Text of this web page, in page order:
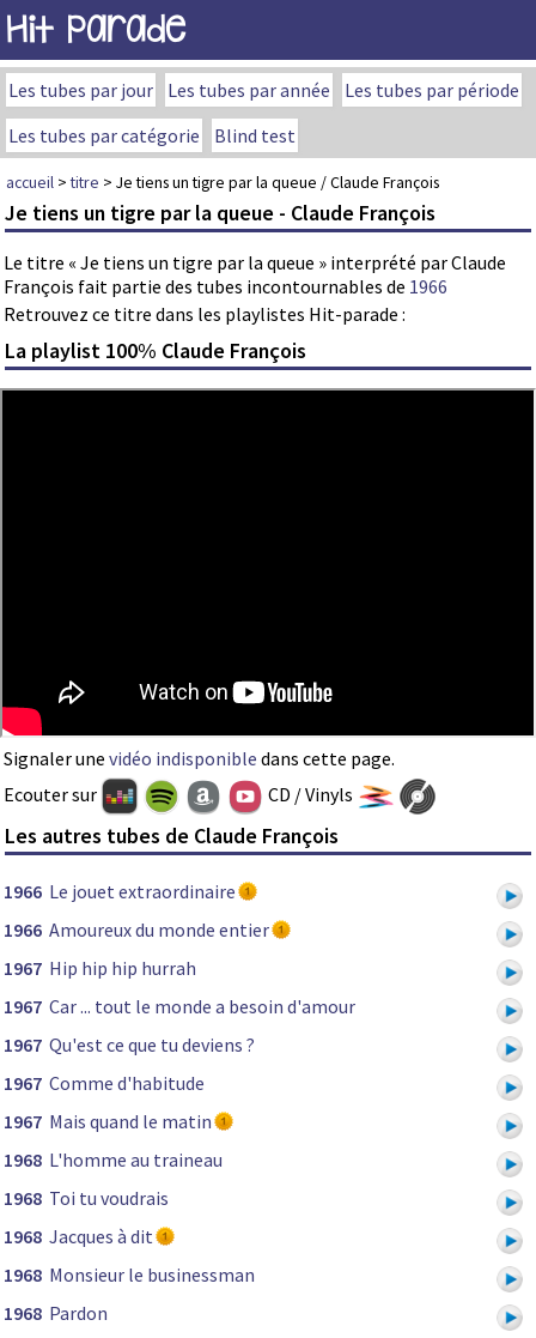
Hit Parade
Les tubes par jour Les tubes par année
Les tubes par période
Les tubes par catégorie
Blind test
accueil >titre > Je tiens un tigre par la queue / Claude François
Je tiens un tigre par la queue - Claude François
Le titre « Je tiens un tigre par la queue » interprété par Claude
François fait partie des tubes incontournables de 1966
Retrouvez ce titre dans les playlistes Hit-parade :
La playlist 100% Claude François
Signaler une vidéo indisponible dans cette page.
Ecouter sur
CD / Vinyls
Les autres tubes de Claude François
1966 Le jouet extraordinaire
1966 Amoureux du monde entier
1967 Hip hip hip hurrah
1967 Car ... tout le monde a besoin d'amour
1967 Qu'est ce que tu deviens ?
1967 Comme d'habitude
1967 Mais quand le matin
1968 L'homme au traineau
1968 Toi tu voudrais
1968 Jacques à dit
1968 Monsieur le businessman
1968 Pardon